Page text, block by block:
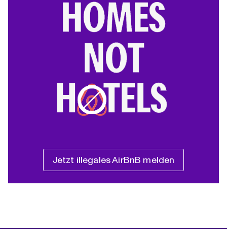
Jetzt illegales AirBnB melden